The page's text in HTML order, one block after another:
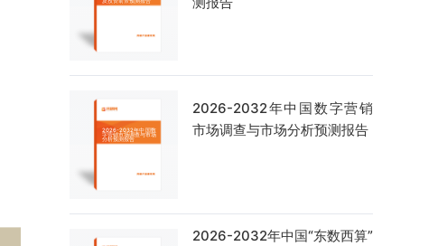
2026-2032年中国数字营销
市场调查与市场分析预测报告
2026-2032年中国“东数西算”